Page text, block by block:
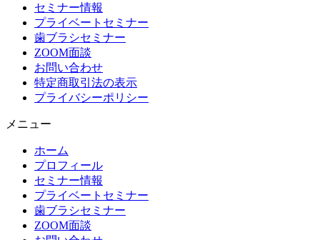
セミナー情報
プライベートセミナー
歯ブラシセミナー
ZOOM面談
お問い合わせ
特定商取引法の表示
プライバシーポリシー
メニュー
ホーム
プロフィール
セミナー情報
プライベートセミナー
歯ブラシセミナー
ZOOM面談